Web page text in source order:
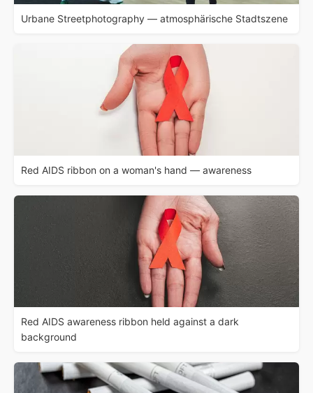
Urbane Streetphotography — atmosphärische Stadtszene
Red AIDS ribbon on a woman's hand — awareness
Red AIDS awareness ribbon held against a dark
background